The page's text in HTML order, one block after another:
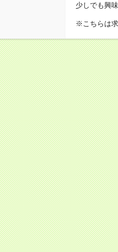
少しでも興
※こちらは